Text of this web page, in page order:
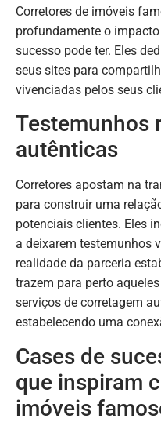
Corretores de imóveis
profundamente o
sucesso pode ter. Eles
seus sites para
vivenciadas pelos seus
Testemunhos
autênticas
Corretores apostam na
para construir uma
potenciais clientes. Eles
a deixarem testemunhos
realidade da parceria
trazem para perto
serviços de corretagem
estabelecendo uma
Cases de
que inspiram
imóveis